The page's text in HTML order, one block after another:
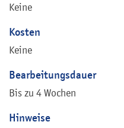
Keine
Kosten
Keine
Bearbeitungsdauer
Bis zu 4 Wochen
Hinweise